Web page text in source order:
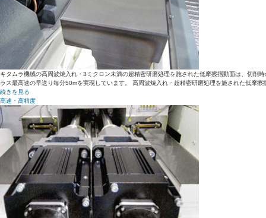
キタムラ機械の高周波焼入れ・3ミクロン未満の超精密研磨処理を施された低摩擦摺動面は、切
ラス最高速の早送り毎分50mを実現しています。 高周波焼入れ・超精密研磨処理を施された低摩
続きを見る
高速・高精度